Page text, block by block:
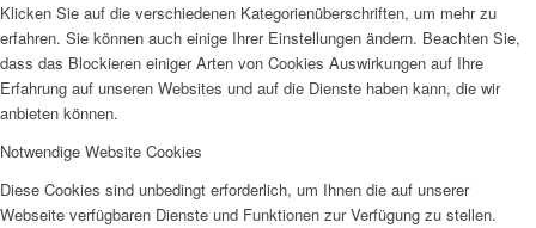
Klicken Sie auf die verschiedenen Kategorienüberschriften, um mehr zu
erfahren. Sie können auch einige Ihrer Einstellungen ändern. Beachten Sie,
dass das Blockieren einiger Arten von Cookies Auswirkungen auf Ihre
Erfahrung auf unseren Websites und auf die Dienste haben kann, die wir
anbieten können.
Notwendige Website Cookies
Diese Cookies sind unbedingt erforderlich, um Ihnen die auf unserer
Webseite verfügbaren Dienste und Funktionen zur Verfügung zu stellen.